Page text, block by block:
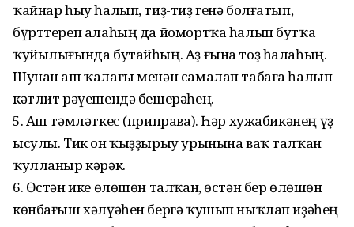
ҡайнар һыу һалып, тиҙ-тиҙ генә болғатып,
бүрттереп алаһың да йомортҡа һалып бутҡа
ҡуйылығында бутайһың. Аҙ ғына тоҙ һалаһың.
Шунан аш ҡалағы менән самалап табаға һалып
кәтлит рәүешендә бешерәһең.
5. Аш тәмләткес (приправа). Һәр хужабикәнең үҙ
ысулы. Тик он ҡыҙҙырыу урынына ваҡ талҡан
ҡулланыр кәрәк.
6. Өстән ике өлөшөн талҡан, өстән бер өлөшөн
көнбағыш хәлүәһен бергә ҡушып ныҡлап иҙәһең